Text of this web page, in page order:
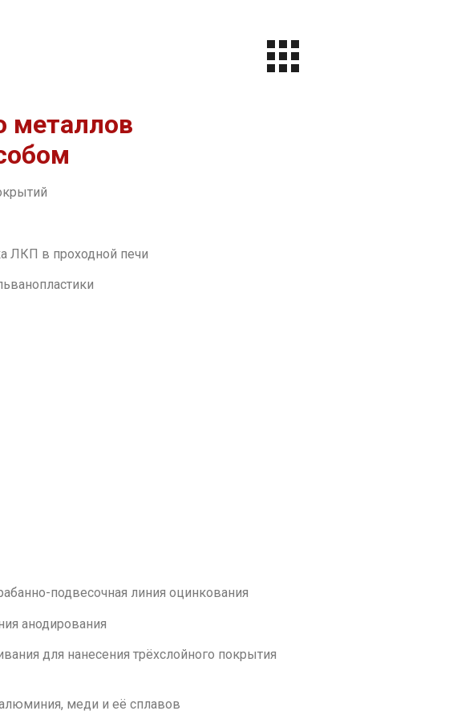
металлов
ЛКП в проходной печи
подвесочная линия оцинкования
анодирования
для нанесения трёхслойного покрытия
меди и её сплавов